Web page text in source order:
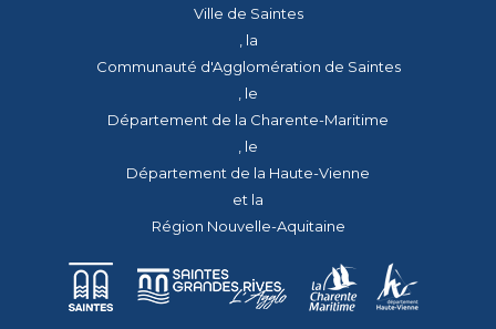
Ville de Saintes
, la
Communauté d'Agglomération de Saintes
, le
Département de la Charente-Maritime
, le
Département de la Haute-Vienne
et la
Région Nouvelle-Aquitaine